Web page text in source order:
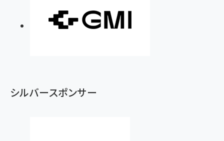
シルバースポンサー